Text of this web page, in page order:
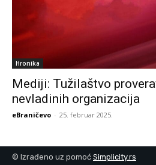
Hronika
Mediji: Tužilaštvo
nevladinih organizacija
eBraničevo - 25. februar 2025.
© Izrađeno uz pomoć Simplicity.rs